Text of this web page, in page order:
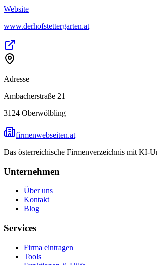
Website
www.derhofstettergarten.at
Adresse
Ambacherstraße 21
3124 Oberwölbling
firmenwebseiten.at
Das österreichische Firmenverzeichnis mit KI-
Unternehmen
Über uns
Kontakt
Blog
Services
Firma eintragen
Tools